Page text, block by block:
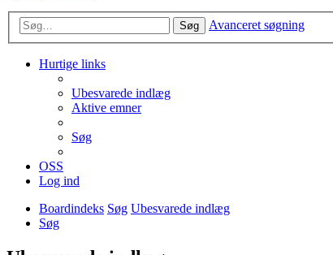
Søg Avanceret søgning
Hurtige links
Ubesvarede indlæg
Aktive emner
Søg
OSS
Log ind
Boardindeks Søg Ubesvarede indlæg
Søg